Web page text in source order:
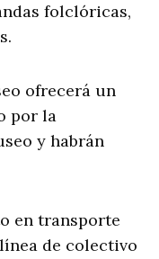
folclóricas,
ofrecerá un
por la
y habrán
en transporte
de colectivo